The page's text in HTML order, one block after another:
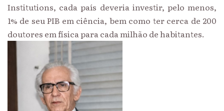
Institutions, cada país deveria investir, pelo menos,
1% de seu PIB em ciência, bem como ter cerca de 200
doutores em física para cada milhão de habitantes.